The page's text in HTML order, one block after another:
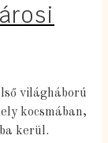
világháború
kocsmában,
kerül.